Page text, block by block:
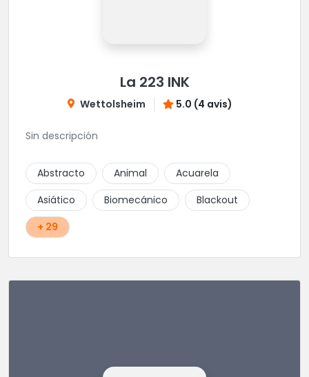
La 223 INK
Wettolsheim 5.0 (4 avis)
Sin descripción
Abstracto Animal
Acuarela
Asiático
Biomecánico
Blackout
+ 29